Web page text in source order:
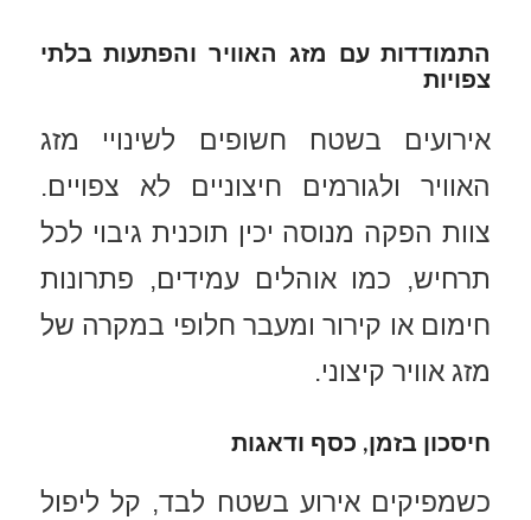
התמודדות עם מזג האוויר והפתעות בלתי
צפויות
אירועים בשטח חשופים לשינויי מזג
האוויר ולגורמים חיצוניים לא צפויים.
צוות הפקה מנוסה יכין תוכנית גיבוי לכל
תרחיש, כמו אוהלים עמידים, פתרונות
חימום או קירור ומעבר חלופי במקרה של
מזג אוויר קיצוני.
חיסכון בזמן, כסף ודאגות
כשמפיקים אירוע בשטח לבד, קל ליפול